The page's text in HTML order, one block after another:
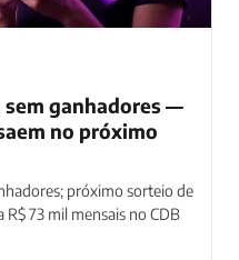
sem ganhadores —
no próximo
próximo sorteio de
73 mil mensais no CDB